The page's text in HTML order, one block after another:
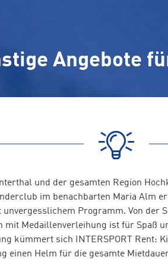
Angebote
und der gesamten Region
im benachbarten Maria Alm
unvergesslichem Programm. Von der
mit Medaillenverleihung ist für Spaß
kümmert sich INTERSPORT Rent:
einen Helm für die gesamte